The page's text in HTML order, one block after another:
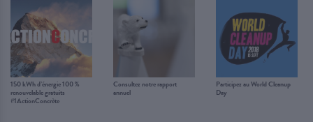
150 kWh d’énergie 100 %
renouvelable gratuits
#1ActionConcrète
Consultez notre rapport
annuel
Participez au World Cleanup
Day